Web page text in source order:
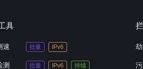
具
速 批量 IPv6
测 批量 IPv6 持续